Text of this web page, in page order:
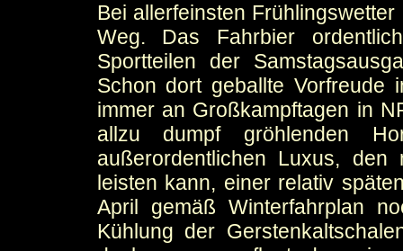
Bei allerfeinsten
Weg. Das Fahrbier
Sportteilen der
Schon dort geballte Vorfreude
immer an Großkampftagen in
allzu dumpf gröhlenden
außerordentlichen Luxus,
leisten kann, einer relativ
April gemäß Winterfahrplan
Kühlung der